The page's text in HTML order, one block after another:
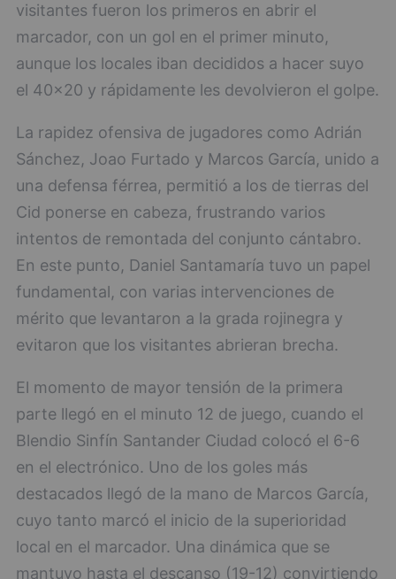
visitantes fueron los primeros en abrir el
marcador, con un gol en el primer minuto,
aunque los locales iban decididos a hacer suyo
el 40x20 y rápidamente les devolvieron el golpe.
La rapidez ofensiva de jugadores como Adrián
Sánchez, Joao Furtado y Marcos García, unido a
una defensa férrea, permitió a los de tierras del
Cid ponerse en cabeza, frustrando varios
intentos de remontada del conjunto cántabro.
En este punto, Daniel Santamaría tuvo un papel
fundamental, con varias intervenciones de
mérito que levantaron a la grada rojinegra y
evitaron que los visitantes abrieran brecha.
El momento de mayor tensión de la primera
parte llegó en el minuto 12 de juego, cuando el
Blendio Sinfín Santander Ciudad colocó el 6-6
en el electrónico. Uno de los goles más
destacados llegó de la mano de Marcos García,
cuyo tanto marcó el inicio de la superioridad
local en el marcador. Una dinámica que se
mantuvo hasta el descanso (19-12) convirtiendo